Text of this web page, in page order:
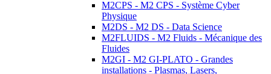
M2CPS - M2 CPS - Système Cyber
Physique
M2DS - M2 DS - Data Science
M2FLUIDS - M2 Fluids - Mécanique des
Fluides
M2GI - M2 GI-PLATO - Grandes
installations - Plasmas, Lasers,